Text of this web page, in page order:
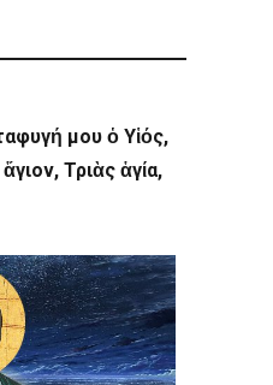
μου ὁ Υἱός,
Τριὰς ἁγία,